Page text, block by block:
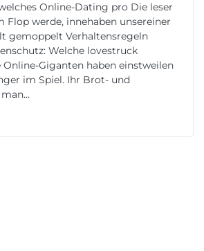
Online-Dating pro Die leser
Flop werde, innehaben unsereiner
gemoppelt Verhaltensregeln
Welche lovestruck
Giganten haben einstweilen
im Spiel. Ihr Brot- und